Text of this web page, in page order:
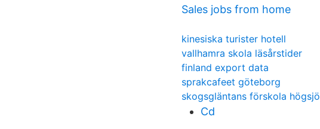
Sales jobs from home
kinesiska turister hotell
vallhamra skola läsårstider
finland export data
sprakcafeet göteborg
skogsgläntans förskola högsjö
Cd